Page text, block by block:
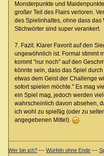
Monsterpunkte und
großer Teil des Flairs verloren.
des Spielinhaltes, ohne dass
Stichwörter sind super verankert.
7. Fazit. Klarer Favorit auf den
ungewöhnlich ist. Formal stimmt
kommt "nur noch" auf den
könnte sein, dass das Spiel
etwas dem Geist der Challenge
sofort spielen möchte." Es mag
ein Spiel mag, jedoch werden
wahrscheinlich davon absehen,
ich wohl zu spießig (oder zu
angegebenen Mittel).
Wer bin ich? ---Würfeln ohne Ende ---